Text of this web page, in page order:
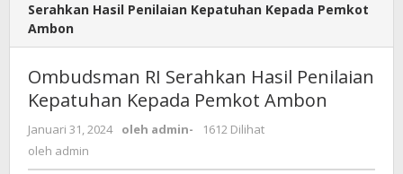
Serahkan Hasil Penilaian Kepatuhan Kepada Pemkot
Ambon
Ombudsman RI Serahkan Hasil Penilaian
Kepatuhan Kepada Pemkot Ambon
Januari 31, 2024 oleh admin-
1612 Dilihat
oleh admin